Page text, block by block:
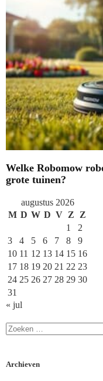
Welke Robomow
grote tuinen?
augustus 2026
M D W D V Z Z
1
2
3
4 5 6 7 8
9
10 11 12 13 14 15 16
17 18 19 20 21 22 23
24 25 26 27 28 29 30
31
« jul
Archieven